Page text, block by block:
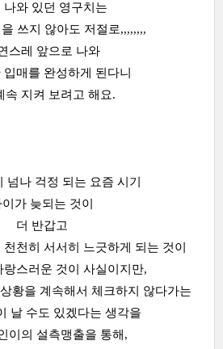
나와 있던 영구치는
쓰지 않아도 저절로,,,,,,,,
스레 앞으로 나와
입매를 완성하게 된다니
속 지켜 보려고 해요.
넘나 걱정 되는 요즘 시기
이가 늦되는 것이
더 반갑고
천히 서서히 느긋하게 되는 것이
랑스러운 것이 사실이지만,
황을 계속해서 체크하지 않다가는
날 수도 있겠다는 생각을
이의 설측맹출을 통해,